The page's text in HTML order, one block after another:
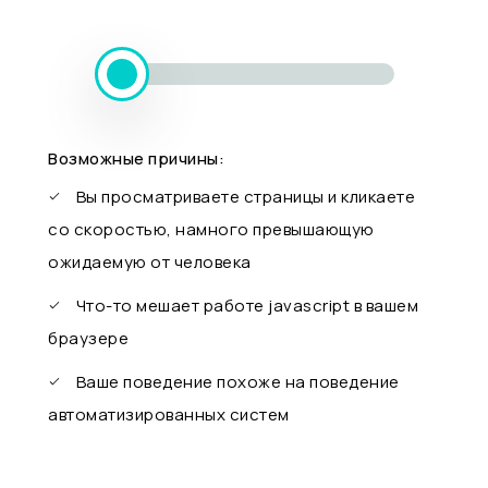
Возможные причины:
Вы просматриваете страницы и кликаете
со скоростью, намного превышающую
ожидаемую от человека
Что-то мешает работе javascript в вашем
браузере
Ваше поведение похоже на поведение
автоматизированных систем